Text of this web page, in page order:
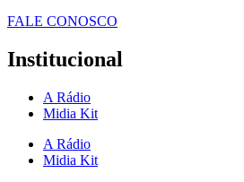
FALE CONOSCO
Institucional
A Rádio
Midia Kit
A Rádio
Midia Kit